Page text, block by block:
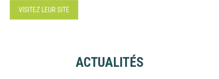
VISITEZ LEUR SITE
ACTUALITÉS